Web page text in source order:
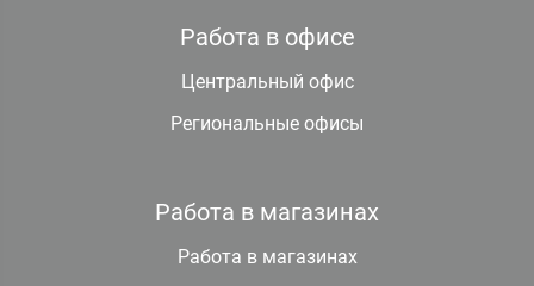
Работа в офисе
Центральный офис
Региональные офисы
Работа в магазинах
Работа в магазинах